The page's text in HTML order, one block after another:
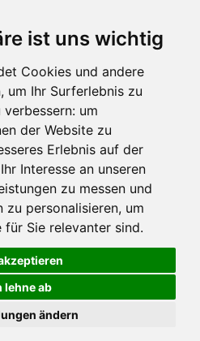
ist uns wichtig
Cookies und andere
um Ihr Surferlebnis zu
um
der Website zu
Erlebnis auf der
Interesse an unseren
zu messen und
zu personalisieren, um
Sie relevanter sind.
lehne ab
ändern